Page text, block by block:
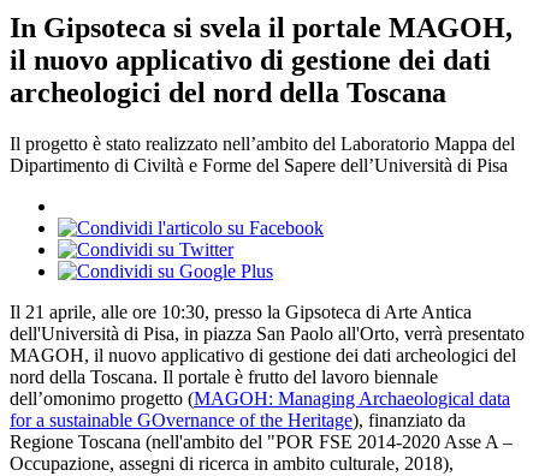
In Gipsoteca si svela il portale MAGOH,
il nuovo applicativo di gestione dei dati
archeologici del nord della Toscana
Il progetto è stato realizzato nell’ambito del Laboratorio Mappa del
Dipartimento di Civiltà e Forme del Sapere dell’Università di Pisa
Il 21 aprile, alle ore 10:30, presso la Gipsoteca di Arte Antica
dell'Università di Pisa, in piazza San Paolo all'Orto, verrà presentato
MAGOH, il nuovo applicativo di gestione dei dati archeologici del
nord della Toscana. Il portale è frutto del lavoro biennale
dell’omonimo progetto (MAGOH: Managing Archaeological data
for a sustainable GOvernance of the Heritage), finanziato da
Regione Toscana (nell'ambito del "POR FSE 2014-2020 Asse A –
Occupazione, assegni di ricerca in ambito culturale, 2018),